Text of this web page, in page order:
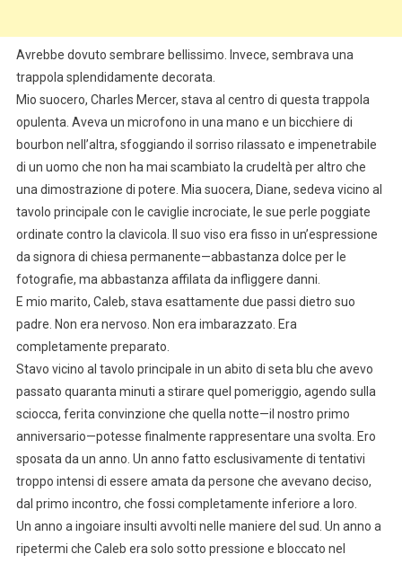
Avrebbe dovuto sembrare bellissimo. Invece, sembrava una
trappola splendidamente decorata.
Mio suocero, Charles Mercer, stava al centro di questa trappola
opulenta. Aveva un microfono in una mano e un bicchiere di
bourbon nell’altra, sfoggiando il sorriso rilassato e impenetrabile
di un uomo che non ha mai scambiato la crudeltà per altro che
una dimostrazione di potere. Mia suocera, Diane, sedeva vicino al
tavolo principale con le caviglie incrociate, le sue perle poggiate
ordinate contro la clavicola. Il suo viso era fisso in un’espressione
da signora di chiesa permanente—abbastanza dolce per le
fotografie, ma abbastanza affilata da infliggere danni.
E mio marito, Caleb, stava esattamente due passi dietro suo
padre. Non era nervoso. Non era imbarazzato. Era
completamente preparato.
Stavo vicino al tavolo principale in un abito di seta blu che avevo
passato quaranta minuti a stirare quel pomeriggio, agendo sulla
sciocca, ferita convinzione che quella notte—il nostro primo
anniversario—potesse finalmente rappresentare una svolta. Ero
sposata da un anno. Un anno fatto esclusivamente di tentativi
troppo intensi di essere amata da persone che avevano deciso,
dal primo incontro, che fossi completamente inferiore a loro.
Un anno a ingoiare insulti avvolti nelle maniere del sud. Un anno a
ripetermi che Caleb era solo sotto pressione e bloccato nel